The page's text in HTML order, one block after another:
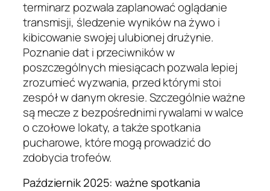
terminarz pozwala zaplanować oglądanie
transmisji, śledzenie wyników na żywo i
kibicowanie swojej ulubionej drużynie.
Poznanie dat i przeciwników w
poszczególnych miesiącach pozwala lepiej
zrozumieć wyzwania, przed którymi stoi
zespół w danym okresie. Szczególnie ważne
są mecze z bezpośrednimi rywalami w walce
o czołowe lokaty, a także spotkania
pucharowe, które mogą prowadzić do
zdobycia trofeów.
Październik 2025: ważne spotkania